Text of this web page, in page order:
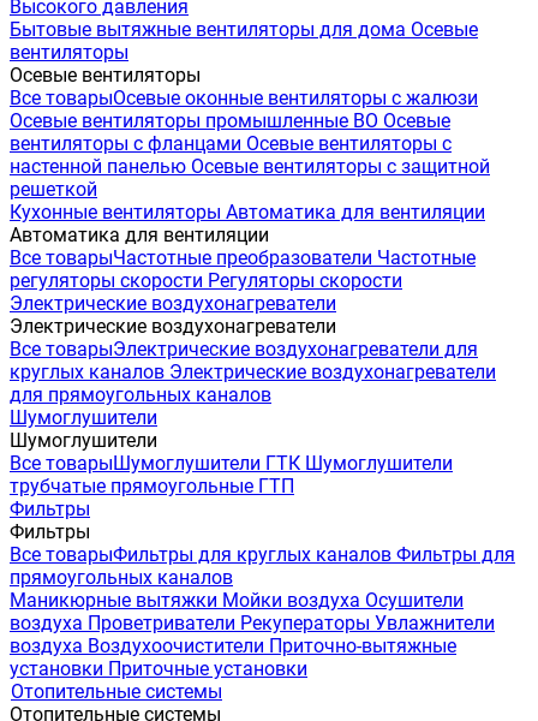
Высокого давления
Бытовые вытяжные вентиляторы для дома Осевые
вентиляторы
Осевые вентиляторы
Все товарыОсевые оконные вентиляторы с жалюзи
Осевые вентиляторы промышленные ВО Осевые
вентиляторы с фланцами Осевые вентиляторы с
настенной панелью Осевые вентиляторы с защитной
решеткой
Кухонные вентиляторы Автоматика для вентиляции
Автоматика для вентиляции
Все товарыЧастотные преобразователи Частотные
регуляторы скорости Регуляторы скорости
Электрические воздухонагреватели
Электрические воздухонагреватели
Все товарыЭлектрические воздухонагреватели для
круглых каналов Электрические воздухонагреватели
для прямоугольных каналов
Шумоглушители
Шумоглушители
Все товарыШумоглушители ГТК Шумоглушители
трубчатые прямоугольные ГТП
Фильтры
Фильтры
Все товарыФильтры для круглых каналов Фильтры для
прямоугольных каналов
Маникюрные вытяжки Мойки воздуха Осушители
воздуха Проветриватели Рекуператоры Увлажнители
воздуха Воздухоочистители Приточно-вытяжные
установки Приточные установки
Отопительные системы
Отопительные системы